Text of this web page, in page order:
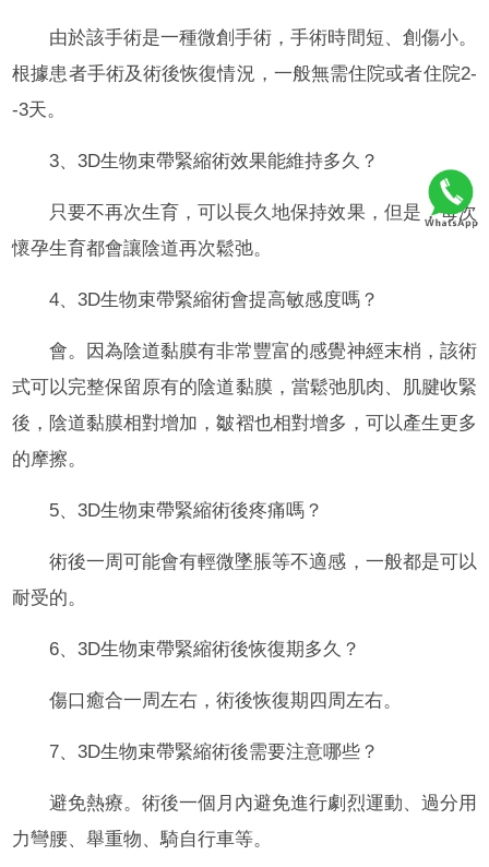
由於該手術是一種微創手術，手術時間短、創傷小。
根據患者手術及術後恢復情況，一般無需住院或者住院2-
-3天。
3、3D生物束帶緊縮術效果能維持多久？
只要不再次生育，可以長久地保持效果，但是，每次
懷孕生育都會讓陰道再次鬆弛。
4、3D生物束帶緊縮術會提高敏感度嗎？
會。因為陰道黏膜有非常豐富的感覺神經末梢，該術
式可以完整保留原有的陰道黏膜，當鬆弛肌肉、肌腱收緊
後，陰道黏膜相對增加，皺褶也相對增多，可以產生更多
的摩擦。
5、3D生物束帶緊縮術後疼痛嗎？
術後一周可能會有輕微墜脹等不適感，一般都是可以
耐受的。
6、3D生物束帶緊縮術後恢復期多久？
傷口癒合一周左右，術後恢復期四周左右。
7、3D生物束帶緊縮術後需要注意哪些？
避免熱療。術後一個月內避免進行劇烈運動、過分用
力彎腰、舉重物、騎自行車等。